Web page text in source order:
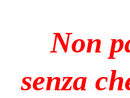
Non
senza